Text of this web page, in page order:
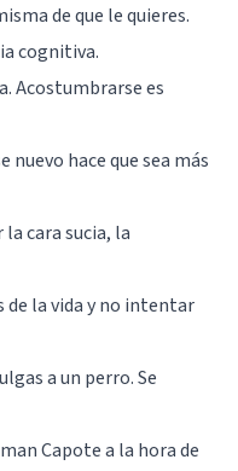
de que le quieres.
cognitiva.
Acostumbrarse es
hace que sea más
cara sucia, la
la vida y no intentar
a un perro. Se
Capote a la hora de